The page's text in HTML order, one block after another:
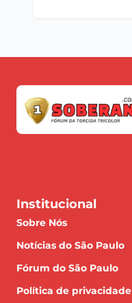
Institucional
Sobre Nós
Notícias do São Paulo
Fórum do São Paulo
Política de privacidade